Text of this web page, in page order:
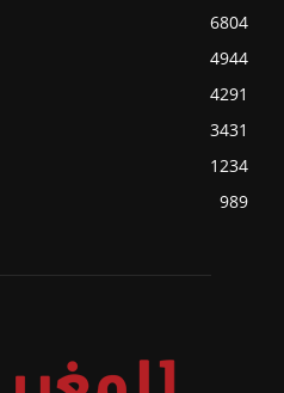
6804
4944
4291
3431
1234
989